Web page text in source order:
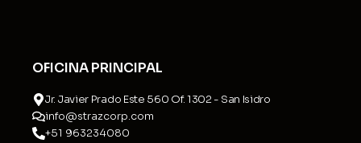
OFICINA PRINCIPAL
Jr. Javier Prado Este 560 Of. 1302 - San Isidro
info@strazcorp.com
+51 963234080